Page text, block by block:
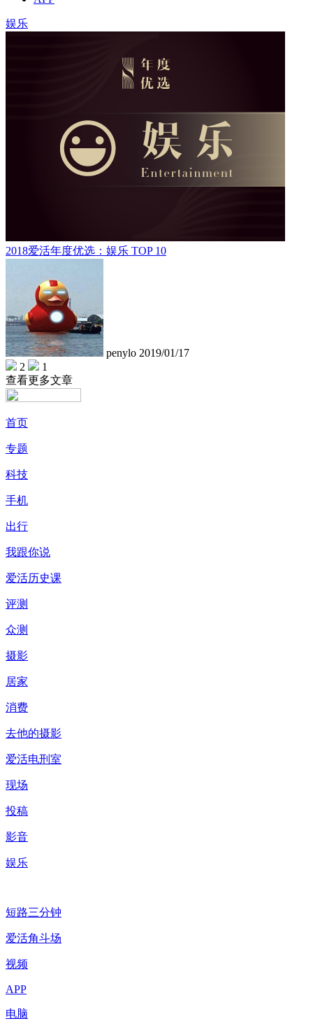
娱乐
2018爱活年度优选：娱乐 TOP 10
penylo 2019/01/17
2
1
查看更多文章
首页
专题
科技
手机
出行
我跟你说
爱活历史课
评测
众测
摄影
居家
消费
去他的摄影
爱活电刑室
现场
投稿
影音
娱乐
短路三分钟
爱活角斗场
视频
APP
电脑